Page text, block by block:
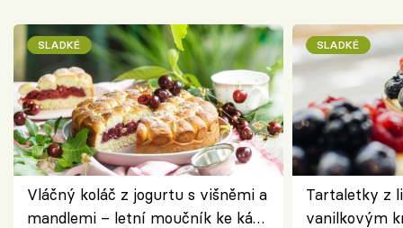
SLADKÉ
Vláčný koláč z jogurtu s višněmi a
mandlemi – letní moučník ke kávě
SLADKÉ
Tartaletky z
vanilkovým